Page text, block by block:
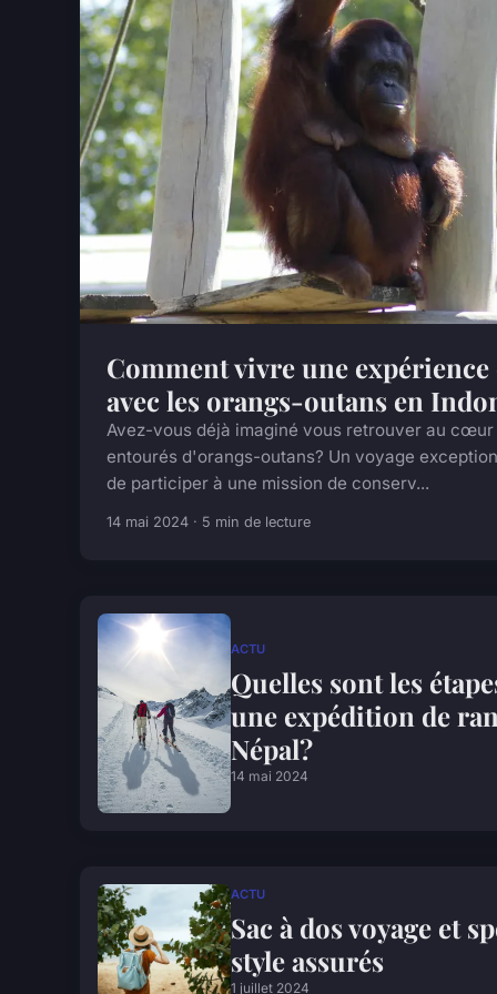
Comment vivre une
avec les orangs-outans en
Avez-vous déjà imaginé vous retrouver au
entourés d'orangs-outans? Un voyage
de participer à une mission de conserv...
14 mai 2024 · 5 min de lecture
ACTU
Quelles sont les
une expédition de
Népal?
14 mai 2024
ACTU
Sac à dos voyage et
style assurés
1 juillet 2024